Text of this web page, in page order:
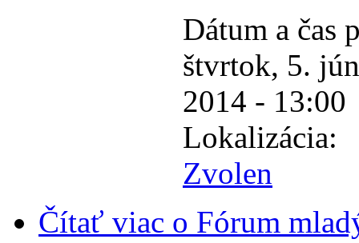
Dátum a čas
štvrtok, 5.
2014 - 13:00
Lokalizácia:
Zvolen
Čítať viac o Fórum